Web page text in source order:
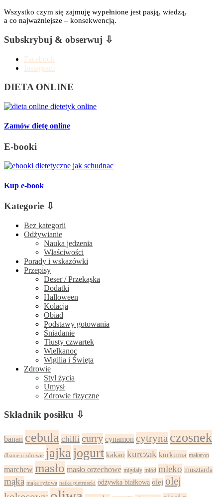
Wszystko czym się zajmuję wypełnione jest pasją, wiedzą,
a co najważniejsze – konsekwencją.
Subskrybuj & obserwuj ⇩
Facebook
Instagram
DIETA ONLINE
Zamów dietę online
E-booki
Kup e-book
Kategorie ⇩
Bez kategorii
Odżywianie
Nauka jedzenia
Właściwości
Porady i wskazówki
Przepisy
Deser / Przekąska
Dodatki
Halloween
Kolacja
Obiad
Podstawy gotowania
Śniadanie
Tłusty czwartek
Wielkanoc
Wigilia i Święta
Zdrowie
Styl życia
Umysł
Zdrowie fizyczne
Składnik posiłku ⇩
banan cebula chilli curry cynamon cytryna czosnek
dbanie o zdrowie jajka jogurt kakao kurczak kurkuma makaron
marchew masło masło orzechowe migdały miód mleko musztarda
mąka mąka ryżowa natka pietruszki odżywka białkowa olej olej